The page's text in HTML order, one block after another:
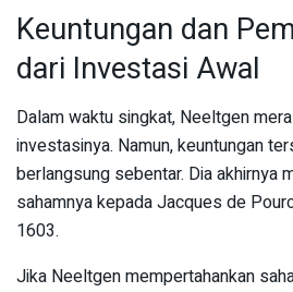
Keuntungan dan
dari Investasi Awal
Dalam waktu singkat, Neeltgen
investasinya. Namun, keuntungan
berlangsung sebentar. Dia akhirnya
sahamnya kepada Jacques de
1603.
Jika Neeltgen mempertahankan